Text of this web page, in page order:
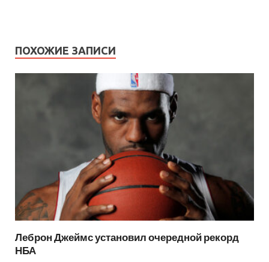
ПОХОЖИЕ ЗАПИСИ
Леброн Джеймс установил очередной рекорд
НБА